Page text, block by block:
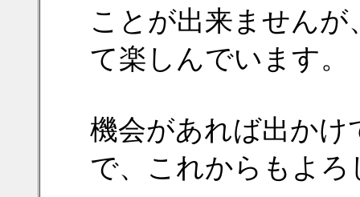
ことが出来ません
て楽しんでいます。
機会があれば出か
で、これからもよ